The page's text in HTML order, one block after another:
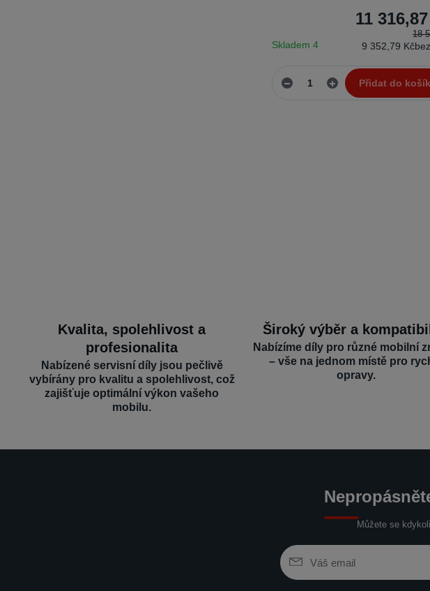
18
11
9 352,79 Kč
Skladem 4
Přidat do
Kvalita, spolehlivost a
profesionalita
Nabízené servisní díly jsou pečlivě
vybírány pro kvalitu a spolehlivost, což
zajišťuje optimální výkon vašeho
mobilu.
Široký výběr a
Nabízíme díly pro různé mobilní
– vše na jednom místě pro
opravy.
Můžete se